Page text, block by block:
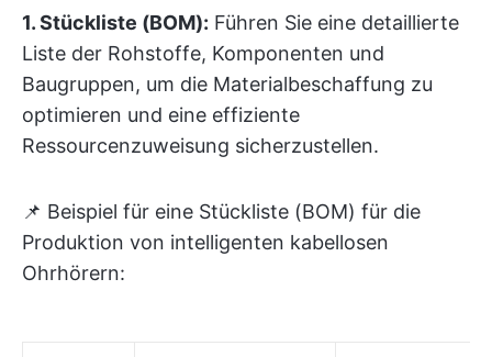
1. Stückliste (BOM): Führen Sie eine detaillierte
Liste der Rohstoffe, Komponenten und
Baugruppen, um die Materialbeschaffung zu
optimieren und eine effiziente
Ressourcenzuweisung sicherzustellen.
📌 Beispiel für eine Stückliste (BOM) für die
Produktion von intelligenten kabellosen
Ohrhörern: